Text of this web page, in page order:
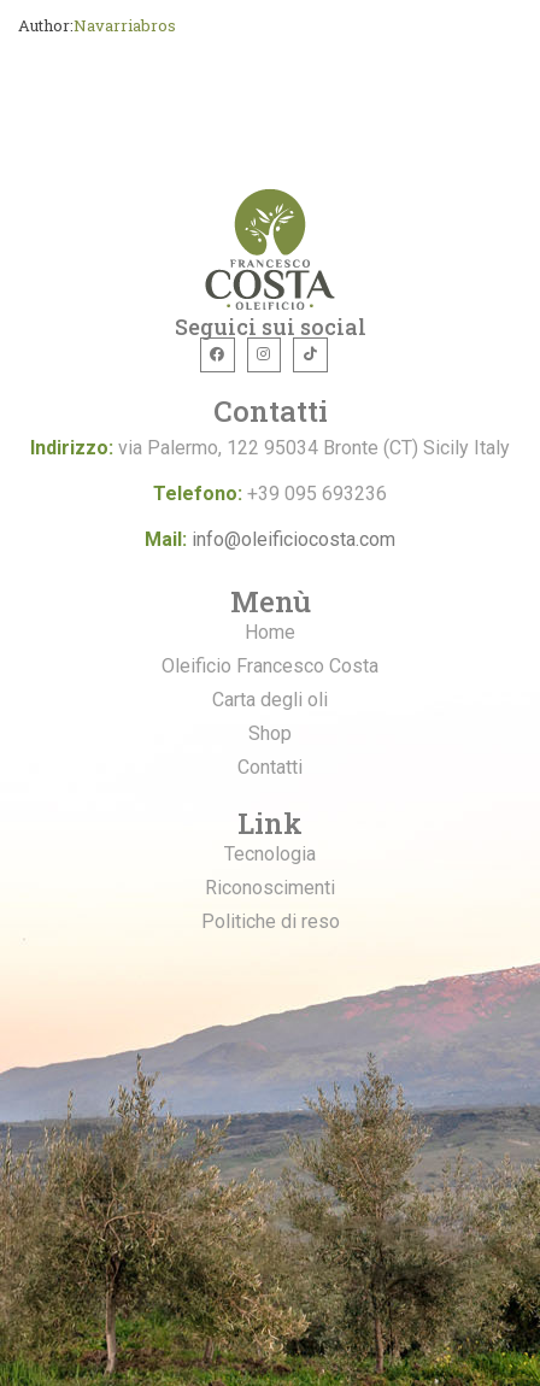
Author:Navarriabros
Seguici sui social
Contatti
Indirizzo: via Palermo, 122 95034 Bronte (CT) Sicily Italy
Telefono: +39 095 693236
Mail: info@oleificiocosta.com
Menù
Home
Oleificio Francesco Costa
Carta degli oli
Shop
Contatti
Link
Tecnologia
Riconoscimenti
Politiche di reso